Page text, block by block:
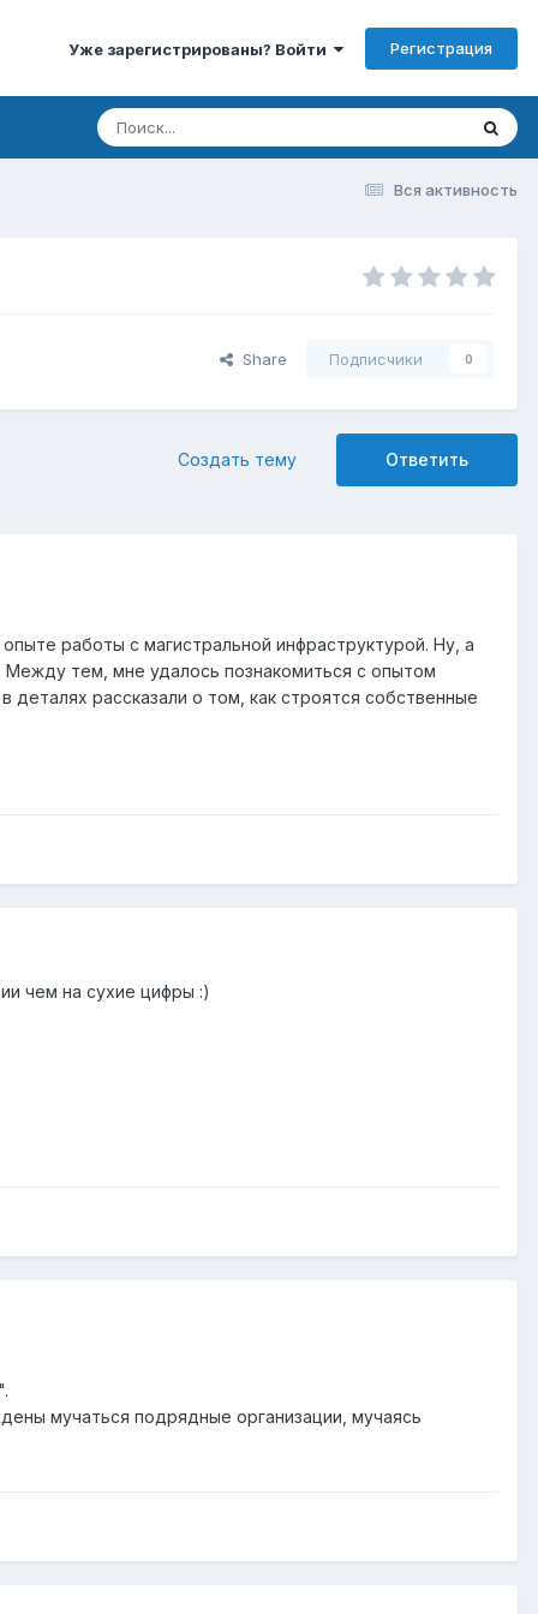
Уже зарегистрированы? Войти Регистрация
Вся активность
Share Подписчики 0
Ответить
Создать тему
работы с магистральной инфраструктурой. Ну, а
тем, мне удалось познакомиться с опытом
рассказали о том, как строятся собственные
чем на сухие цифры :)
мучаться подрядные организации, мучаясь